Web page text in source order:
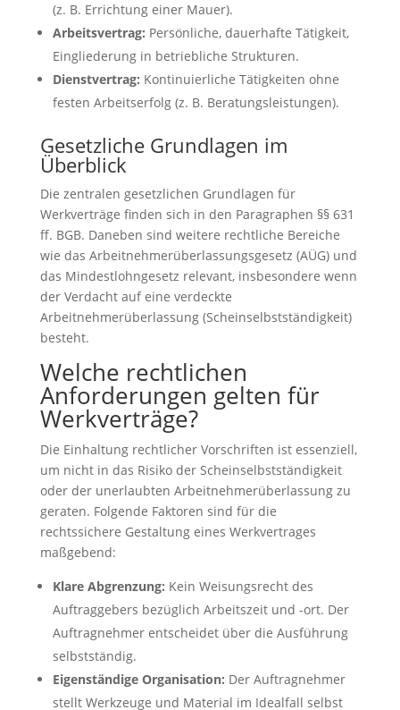
(z. B. Errichtung einer Mauer).
Arbeitsvertrag: Persönliche, dauerhafte Tätigkeit,
Eingliederung in betriebliche Strukturen.
Dienstvertrag: Kontinuierliche Tätigkeiten ohne
festen Arbeitserfolg (z. B. Beratungsleistungen).
Gesetzliche Grundlagen im
Überblick
Die zentralen gesetzlichen Grundlagen für
Werkverträge finden sich in den Paragraphen §§ 631
ff. BGB. Daneben sind weitere rechtliche Bereiche
wie das Arbeitnehmerüberlassungsgesetz (AÜG) und
das Mindestlohngesetz relevant, insbesondere wenn
der Verdacht auf eine verdeckte
Arbeitnehmerüberlassung (Scheinselbstständigkeit)
besteht.
Welche rechtlichen
Anforderungen gelten für
Werkverträge?
Die Einhaltung rechtlicher Vorschriften ist essenziell,
um nicht in das Risiko der Scheinselbstständigkeit
oder der unerlaubten Arbeitnehmerüberlassung zu
geraten. Folgende Faktoren sind für die
rechtssichere Gestaltung eines Werkvertrages
maßgebend:
Klare Abgrenzung: Kein Weisungsrecht des
Auftraggebers bezüglich Arbeitszeit und -ort. Der
Auftragnehmer entscheidet über die Ausführung
selbstständig.
Eigenständige Organisation: Der Auftragnehmer
stellt Werkzeuge und Material im Idealfall selbst